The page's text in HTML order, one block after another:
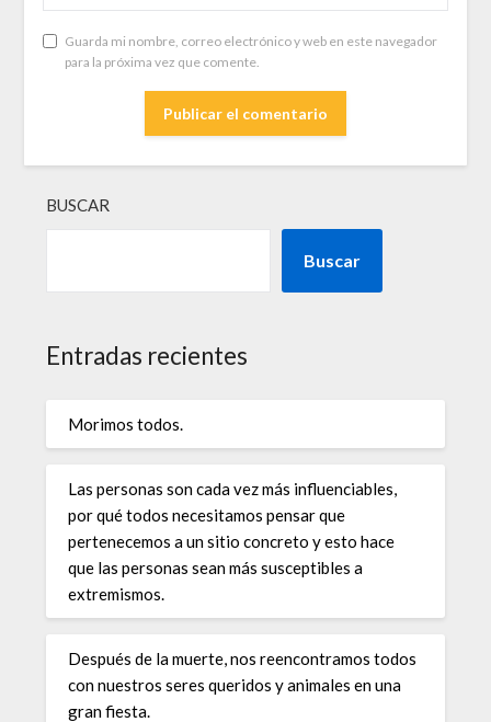
Guarda mi nombre, correo electrónico y web en este navegador
para la próxima vez que comente.
BUSCAR
Buscar
Entradas recientes
Morimos todos.
Las personas son cada vez más influenciables,
por qué todos necesitamos pensar que
pertenecemos a un sitio concreto y esto hace
que las personas sean más susceptibles a
extremismos.
Después de la muerte, nos reencontramos todos
con nuestros seres queridos y animales en una
gran fiesta.